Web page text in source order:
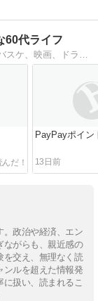
60代ライフ
PayPayポイン
13日前
。政治や経済、エン
ながらも、親近感の
を交え、無理なく読
ンルを超えた情報発
扱い、読まれるこ